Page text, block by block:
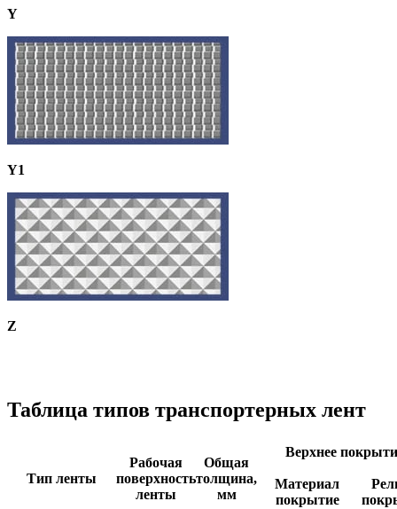
Y
Y1
Z
Таблица типов транспортерных лент
Тип ленты
Рабочая
поверхность
ленты
Общая
толщина,
мм
Верхнее
Материал
покрытие